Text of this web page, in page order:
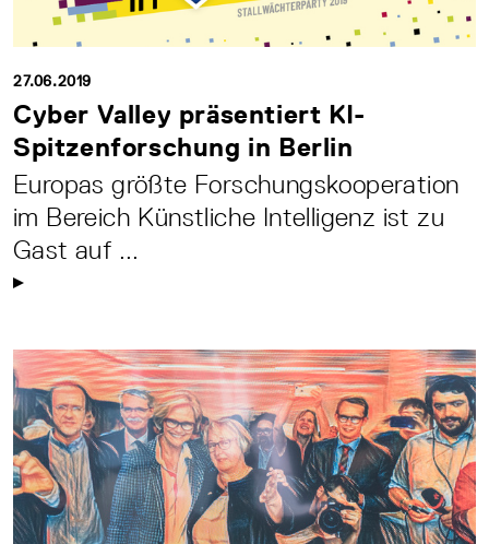
27.06.2019
Cyber Valley präsentiert KI-
Spitzenforschung in Berlin
Europas größte Forschungskooperation
im Bereich Künstliche Intelligenz ist zu
Gast auf ...